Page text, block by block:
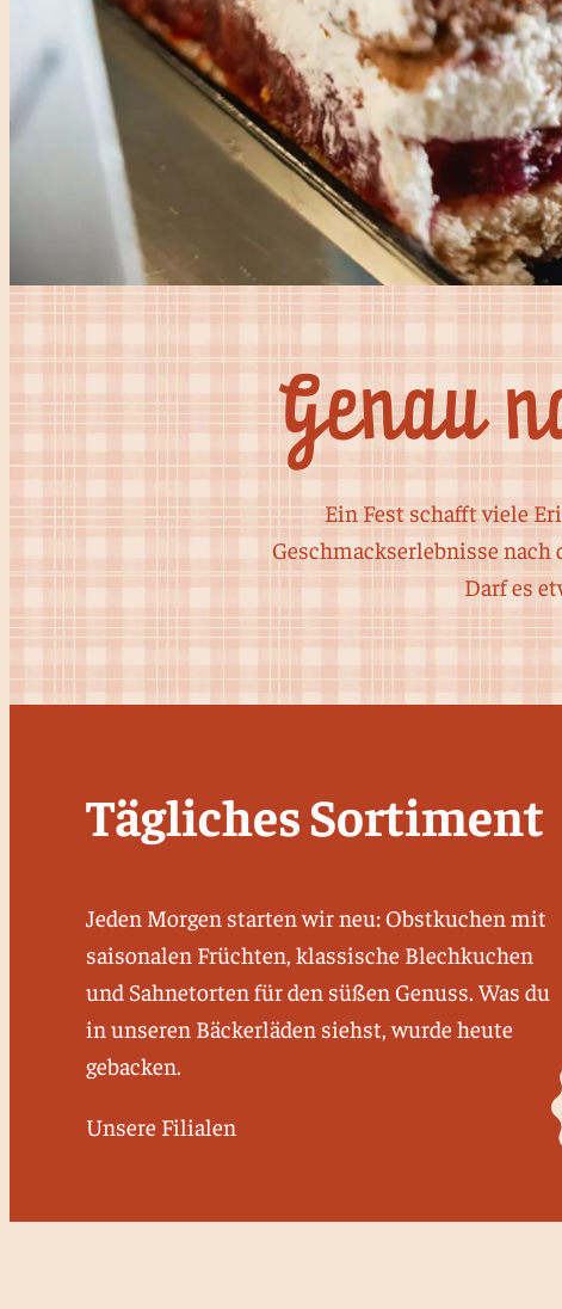
Genau
Ein Fest schafft viele
Geschmackserlebnisse
Darf es
Tägliches Sortiment
Jeden Morgen starten wir neu: Obstkuchen mit
saisonalen Früchten, klassische Blechkuchen
und Sahnetorten für den süßen Genuss. Was du
in unseren Bäckerläden siehst, wurde heute
gebacken.
Unsere Filialen